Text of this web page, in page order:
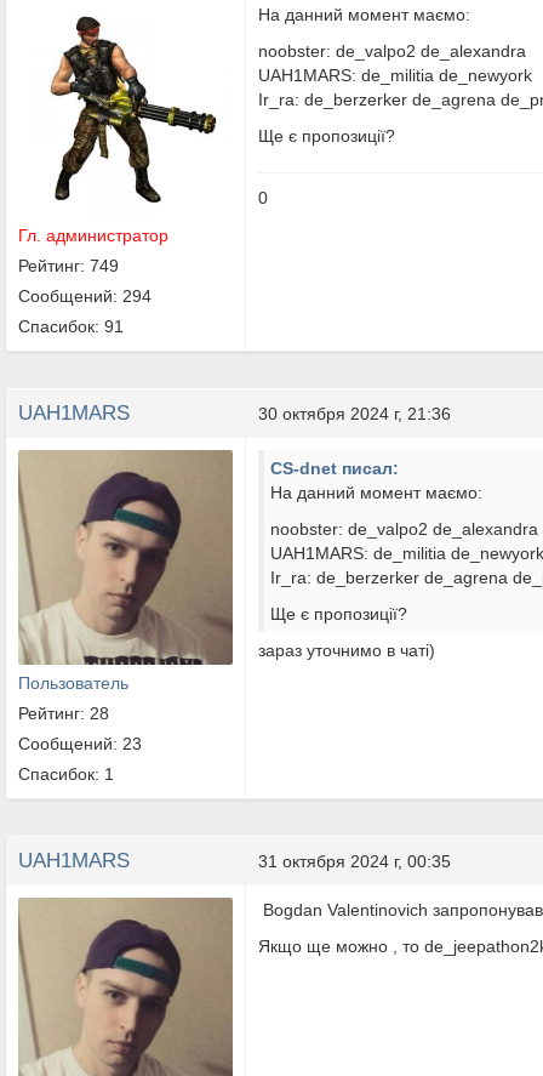
Гл. администратор
Рейтинг: 749
Сообщений: 294
Спасибок: 91
На данний момент маємо:
noobster: de_valpo2 de_alexandra
UAH1MARS: de_militia de_newyork
Ir_ra: de_berzerker de_agrena
Ще є пропозиції?
0
UAH1MARS 30 октября 2024 г, 21:36
Пользователь
Рейтинг: 28
Сообщений: 23
Спасибок: 1
CS-dnet писал:
На данний момент маємо:
noobster: de_valpo2 de_alexandra
UAH1MARS: de_militia
Ir_ra: de_berzerker de_agrena
Ще є пропозиції?
зараз уточнимо в чаті)
UAH1MARS 31 октября 2024 г, 00:35
Bogdan Valentinovich
Якщо ще можно , то